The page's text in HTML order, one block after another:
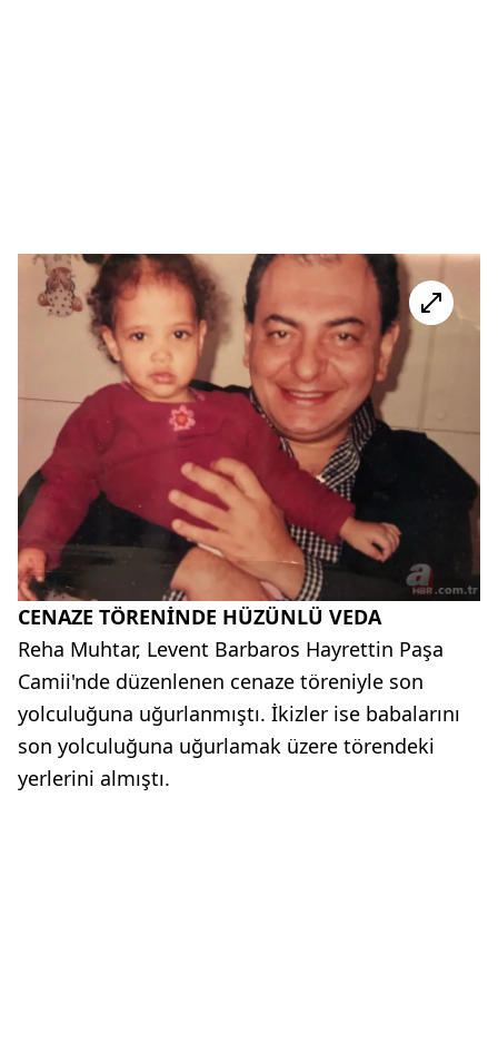
CENAZE TÖRENİNDE HÜZÜNLÜ VEDA
Reha Muhtar, Levent Barbaros Hayrettin Paşa
Camii'nde düzenlenen cenaze töreniyle son
yolculuğuna uğurlanmıştı. İkizler ise babalarını
son yolculuğuna uğurlamak üzere törendeki
yerlerini almıştı.